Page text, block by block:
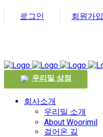
로그인 회원가입
우리밀 상점
회사소개
우리밀 소개
About Woorimil
걸어온 길